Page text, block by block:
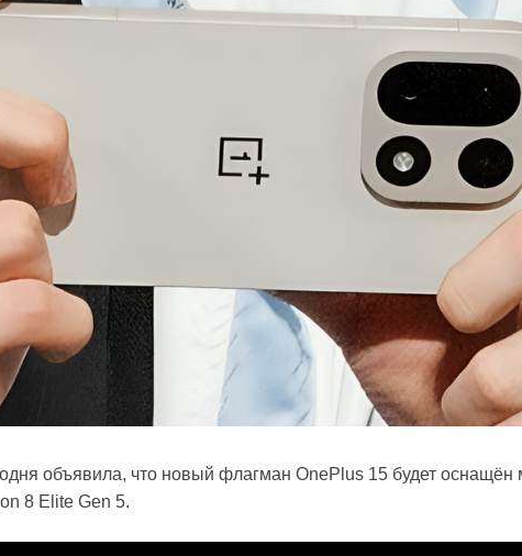
объявила, что новый флагман OnePlus 15 будет оснащён
8 Elite Gen 5.